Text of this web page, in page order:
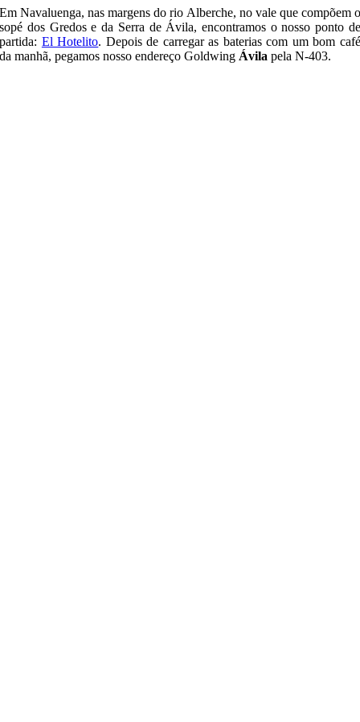
Em Navaluenga, nas margens do rio Alberche, no vale que compõem o
sopé dos Gredos e da Serra de Ávila, encontramos o nosso ponto de
partida: El Hotelito. Depois de carregar as baterias com um bom café
da manhã, pegamos nosso endereço Goldwing Ávila pela N-403.